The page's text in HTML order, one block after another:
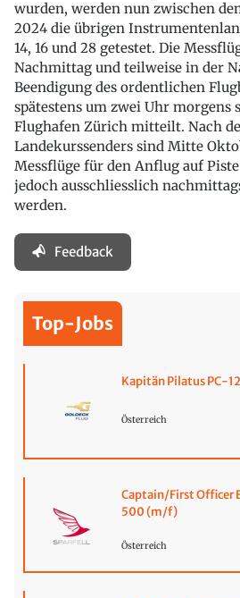
wurden, werden nun zwischen
2024 die übrigen
14, 16 und 28 getestet. Die
Nachmittag und teilweise in der
Beendigung des ordentlichen
spätestens um zwei Uhr morgens
Flughafen Zürich mitteilt. Nach
Landekurssenders sind Mitte
Messflüge für den Anflug auf
jedoch ausschliesslich
werden.
Feedback
Top-Jobs
Kapitän Pilatus PC-
Österreich
Captain/First Officer
500 (m/f)
Österreich